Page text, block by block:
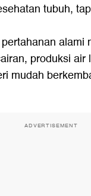
tubuh,
alami
produksi air
mudah
ADVERTISEMENT